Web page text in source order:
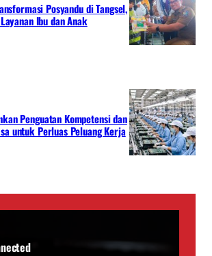
Posyandu di Tangsel,
Ibu dan Anak
Penguatan Kompetensi dan
untuk Perluas Peluang Kerja